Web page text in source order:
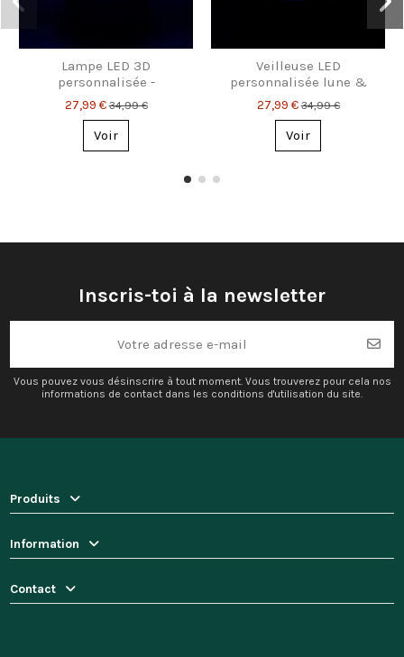
Lampe LED 3D
personnalisée -
Accordéon - Cadeau pour
les joueurs d'accordéon
27,99 €34,99 €
Voir
Veilleuse LED
personnalisée lune &
étoiles avec prénom –
lampe pour enfants
27,99 €34,99 €
Voir
Inscris-toi à la newsletter
Vous pouvez vous désinscrire à tout moment. Vous trouverez pour cela nos
informations de contact dans les conditions d'utilisation du site.
Produits
Information
Contact